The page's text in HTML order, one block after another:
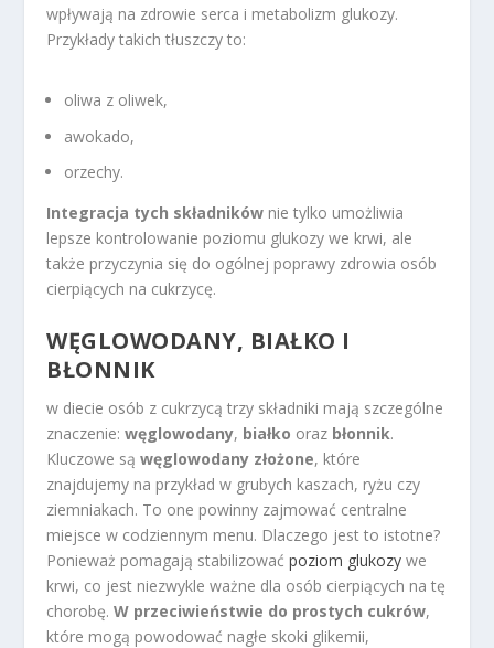
wpływają na zdrowie serca i metabolizm glukozy.
Przykłady takich tłuszczy to:
oliwa z oliwek,
awokado,
orzechy.
Integracja tych składników nie tylko umożliwia
lepsze kontrolowanie poziomu glukozy we krwi, ale
także przyczynia się do ogólnej poprawy zdrowia osób
cierpiących na cukrzycę.
WĘGLOWODANY, BIAŁKO I
BŁONNIK
w diecie osób z cukrzycą trzy składniki mają szczególne
znaczenie:węglowodany, białko oraz błonnik.
Kluczowe sąwęglowodany złożone, które
znajdujemy na przykład w grubych kaszach, ryżu czy
ziemniakach. To one powinny zajmować centralne
miejsce w codziennym menu. Dlaczego jest to istotne?
Ponieważ pomagają stabilizowaćpoziom glukozy we
krwi, co jest niezwykle ważne dla osób cierpiących na tę
chorobę.W przeciwieństwie do prostych cukrów,
które mogą powodować nagłe skoki glikemii,